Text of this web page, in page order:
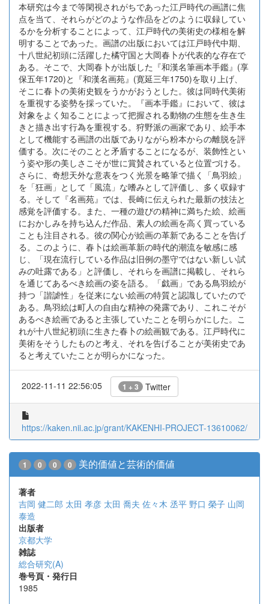
本研究は今まで等閑視されがちであった江戸時代の画譜に焦
点を当て、それらがどのような作品をどのように収録してい
るかを分析することによって、江戸時代の美術史の様相を解
明することであった。画譜の出版においては江戸時代中期、
十八世紀初頭に活躍した橘守国と大岡春卜が代表的な存在で
ある。そこで、大岡春卜が出版した『和漢名筆画本手鑑』(享
保五年1720)と『和漢名画苑』(寛延三年1750)を取り上げ、
そこに春卜の美術史観をうかがおうとした。彼は同時代美術
を重視する姿勢を採っていた。『画本手鑑』において、彼は
対象をよく知ることによって把握される動物の生態を生き生
きと描き出す行為を重視する。狩野派の画家であり、絵手本
として機能する画譜の出版でありながら粉本からの離脱を評
価する。次にそのことと矛盾することになるが、装飾性とい
う姿や形の美しさこそが世に賞賛されていると位置づける。
さらに、奇想天外な意表をつく光景を略筆で描く「鳥羽絵」
を「狂画」として「風流」な嗜みとして評価し、多く収録す
る。そして『名画苑』では、長崎に伝えられた最新の技法と
感覚を評価する。また、一種の遊びの精神に満ちた絵、絵画
におかしみを持ち込んだ作品、素人の絵画を高く買っている
ことも注目される。彼の関心が絵画の革新であることを告げ
る。このように、春卜は絵画革新の時代的潮流を敏感に感
じ、「現在流行している作品は旧例の墨守ではない新しい試
みの吐露である」と評価し、それらを画譜に掲載し、それら
を通じてあるべき絵画の姿を語る。「戯画」である鳥羽絵が
持つ「諧謔性」を従来にない絵画の特質と認識していたので
ある。鳥羽絵は町人の自由な精神の発露であり、これこそが
あるべき絵画であると主張していたことを明らかにした。こ
れが十八世紀初頭に生きた春卜の絵画観である。江戸時代に
美術をそうしたものと考え、それを告げることが美術史であ
ると考えていたことが明らかになった。
2022-11-11 22:56:05 1 + 3 Twitter
https://kaken.nii.ac.jp/grant/KAKENHI-PROJECT-13610062/
1 0 0 0 美的価値と芸術的価値
著者
吉岡 健二郎 太田 孝彦 太田 喬夫 佐々木 丞平 野口 榮子 山岡
泰造
出版者
京都大学
雑誌
総合研究(A)
巻号頁・発行日
1985